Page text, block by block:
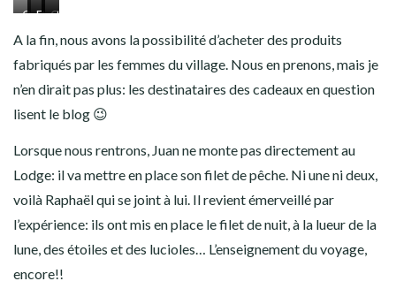
On
tend
plante…
On
la
Et
on
fibre!
Céramique…
et
vernis
A la fin, nous avons la possibilité d’acheter des produits
fabriqués par les femmes du village. Nous en prenons, mais je
n’en dirait pas plus: les destinataires des cadeaux en question
lisent le blog 😉
Lorsque nous rentrons, Juan ne monte pas directement au
Lodge: il va mettre en place son filet de pêche. Ni une ni deux,
voilà Raphaël qui se joint à lui. Il revient émerveillé par
l’expérience: ils ont mis en place le filet de nuit, à la lueur de la
lune, des étoiles et des lucioles… L’enseignement du voyage,
encore!!